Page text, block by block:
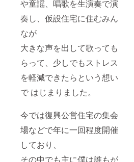
や童謡、唱歌を生演奏で演
奏し、仮設住宅に住むみん
なが
大きな声を出して歌っても
らって、少しでもストレス
を軽減できたらという想い
で はじまりました。
今では復興公営住宅の集会
場などで年に一回程度開催
しており、
その中でも主に僕は誰もが